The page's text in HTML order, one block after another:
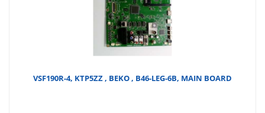
VSF190R-4, KTP5ZZ , BEKO , B46-LEG-6B, MAIN BOARD